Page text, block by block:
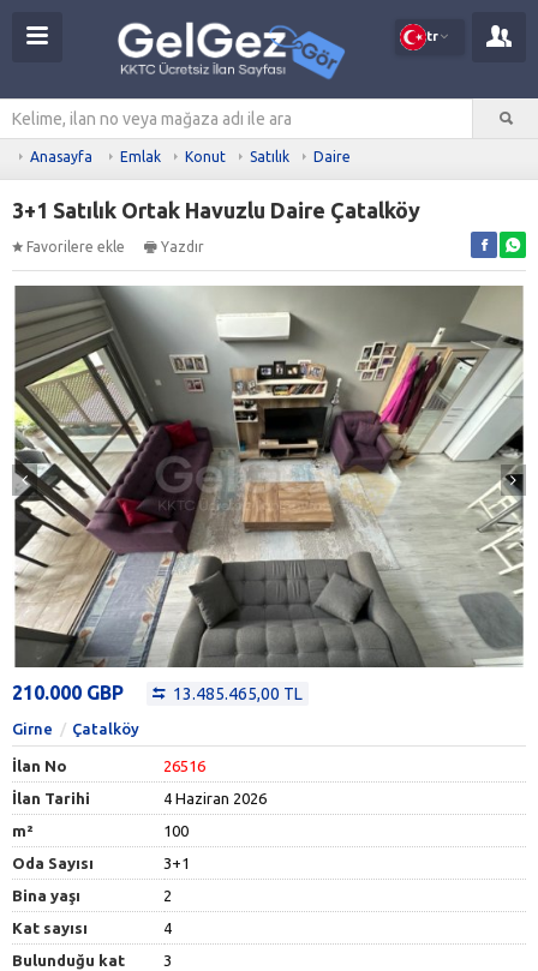
tr
Anasayfa Emlak Konut Satılık Daire
3+1 Satılık Ortak Havuzlu Daire Çatalköy
Favorilere ekle Yazdır
210.000 GBP 13.485.465,00 TL
Girne Çatalköy
İlan No
26516
İlan Tarihi
4 Haziran 2026
m²
100
Oda Sayısı
3+1
Bina yaşı
2
Kat sayısı
4
Bulunduğu kat
3